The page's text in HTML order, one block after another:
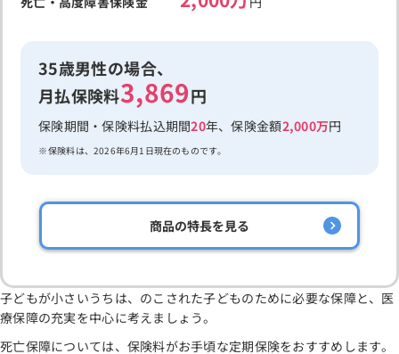
35歳男性の場合、
月払保険料3,869円
保険期間・保険料払込期間20年、保険金額2,000万円
保険料は、2026年6月1日現在のものです。
商品の特長を見る
子どもが小さいうちは、のこされた子どものために必要な保障と、医
療保障の充実を中心に考えましょう。
死亡保障については、保険料がお手頃な定期保険をおすすめします。